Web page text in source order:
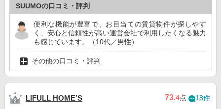
SUUMOの口コミ・評判
便利な機能が豊富で、お目当ての賃貸物件が探しやす
く、安心と信頼性が高い運営会社で利用したくなる魅力
も感じています。（10代／男性）
その他の口コミ・評判
LIFULL HOME’S 73.4点 18件